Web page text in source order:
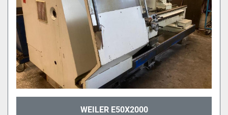
WEILER E50X2000